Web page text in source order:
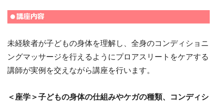
未経験者が子どもの身体を理解し、全身のコンディショニ
ングマッサージを行えるようにプロアスリートをケアする
講師が実例を交えながら講座を行います。
＜座学＞子どもの身体の仕組みやケガの種類、コンディシ